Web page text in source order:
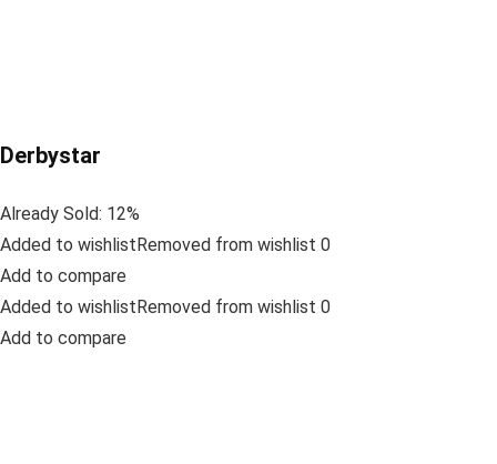
Derbystar
Already Sold: 12%
Added to wishlistRemoved from wishlist 0
Add to compare
Added to wishlistRemoved from wishlist 0
Add to compare